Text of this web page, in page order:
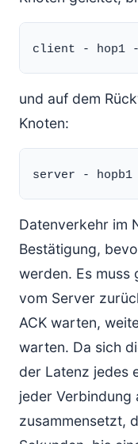
und auf dem
Knoten:
Datenverkehr im
Bestätigung,
werden. Es muss
vom Server
ACK warten,
warten. Da sich
der Latenz jedes
jeder Verbindung
zusammensetzt,